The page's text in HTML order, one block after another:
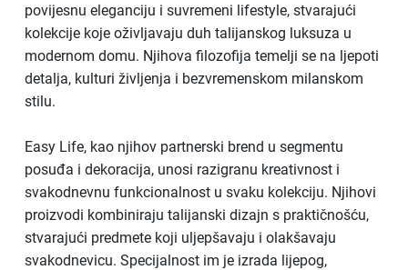
povijesnu eleganciju i suvremeni lifestyle, stvarajući
kolekcije koje oživljavaju duh talijanskog luksuza u
modernom domu. Njihova filozofija temelji se na ljepoti
detalja, kulturi življenja i bezvremenskom milanskom
stilu.
Easy Life, kao njihov partnerski brend u segmentu
posuđa i dekoracija, unosi razigranu kreativnost i
svakodnevnu funkcionalnost u svaku kolekciju. Njihovi
proizvodi kombiniraju talijanski dizajn s praktičnošću,
stvarajući predmete koji uljepšavaju i olakšavaju
svakodnevicu. Specijalnost im je izrada lijepog,